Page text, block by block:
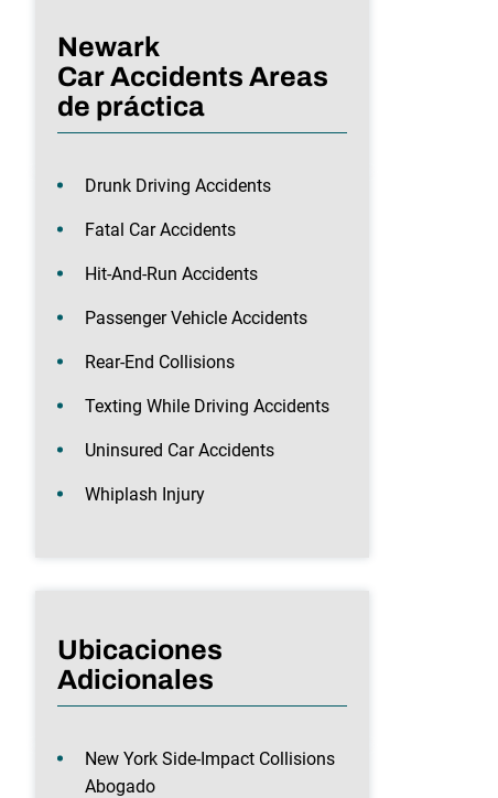
Newark
Car Accidents Areas
de práctica
Drunk Driving Accidents
Fatal Car Accidents
Hit-And-Run Accidents
Passenger Vehicle Accidents
Rear-End Collisions
Texting While Driving Accidents
Uninsured Car Accidents
Whiplash Injury
Ubicaciones
Adicionales
New York Side-Impact Collisions
Abogado